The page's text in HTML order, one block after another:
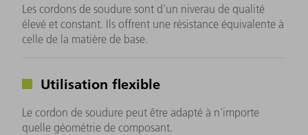
Les cordons de soudure sont d'un niverau de qualité
élevé et constant. Ils offrent une résistance équivalente à
celle de la matière de base.
Utilisation flexible
Le cordon de soudure peut être adapté à n'importe
quelle géométrie de composant.